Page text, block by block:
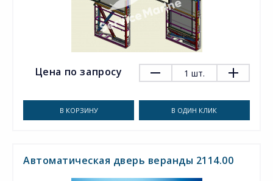
Цена по запросу 1 шт.
В КОРЗИНУ В ОДИН КЛИК
Автоматическая дверь веранды 2114.00